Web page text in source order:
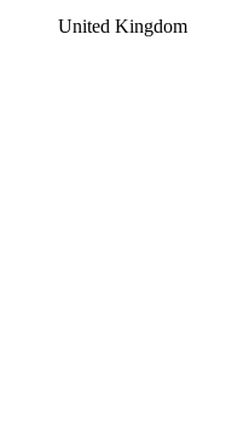
United Kingdom